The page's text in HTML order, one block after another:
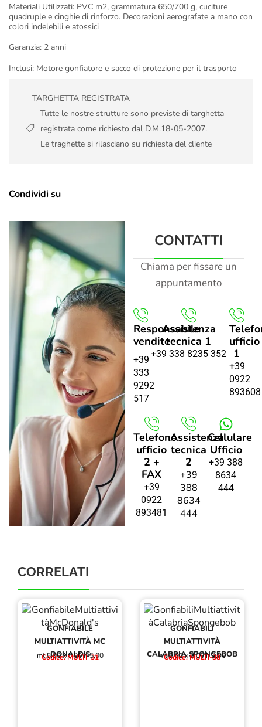
Materiali Utilizzati: PVC m2, grammatura 650/700 g, cuciture
quadruple e cinghie di rinforzo. Decorazioni aerografate a mano con
colori indelebili e atossici
Garanzia: 2 anni
Inclusi: Motore gonfiatore e sacco di protezione per il trasporto
TARGHETTA REGISTRATA
Tutte le nostre strutture sono previste di targhetta
registrata come richiesto dal D.M.18-05-2007.
Le traghette si rilasciano su richiesta del cliente
Condividi su
CONTATTI
Chiama per fissare un
appuntamento
Responsabile
vendite
+39
333
9292
517
Assistenza
tecnica 1
+39 338 8235 352
ufficio
1
+39
0922
893608
Telefono
ufficio
2 +
FAX
+39
0922
893481
Assistenza
tecnica
2
+39
388
8634
444
Cellulare
Ufficio
+39 388
8634
444
CORRELATI
GONFIABILE
MULTIATTIVITÀ MC
DONALD’S
mt 8,00 x 6,00 h 5,00
Codice: MULTI_31
GONFIABILI
MULTIATTIVITÀ
CALABRIA SPONGEBOB
mt 5,00 x 3,00 h 2,90
Codice: MULTI-38